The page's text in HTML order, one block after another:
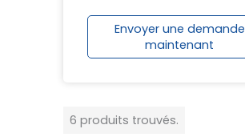
Envoyer une demande
maintenant
6 produits trouvés.